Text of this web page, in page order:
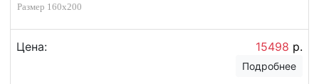
Размер 160х200
Цена: 15498 р.
Подробнее